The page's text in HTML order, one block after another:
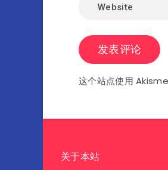
这个站点使用
关于本站